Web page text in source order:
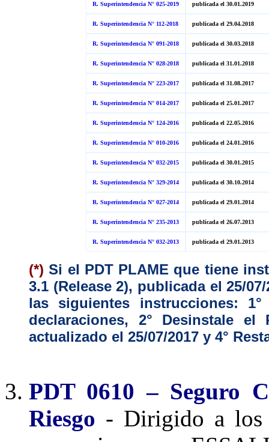
R. Superintendencia N° 025-2019 publicada el 30.01.2019
R. Superintendencia N° 112-2018 publicada el 29.04.2018
R. Superintendencia N° 091-2018 publicada el 30.03.2018
R. Superintendencia N° 028-2018 publicada el 31.01.2018
R. Superintendencia N° 223-2017 publicada el 31.08.2017
R. Superintendencia N° 014-2017 publicada el 25.01.2017
R. Superintendencia N° 124-2016 publicada el 22.05.2016
R. Superintendencia N° 010-2016 publicada el 24.01.2016
R. Superintendencia N° 032-2015 publicada el 30.01.2015
R. Superintendencia N° 329-2014 publicada el 30.10.2014
R. Superintendencia N° 027-2014 publicada el 29.01.2014
R. Superintendencia N° 235-2013 publicada el 26.07.2013
R. Superintendencia N° 032-2013 publicada el 29.01.2013
(*) Si el PDT PLAME que tiene
3.1 (Release 2), publicada el 25/
las siguientes instrucciones:
declaraciones, 2° Desinstale
actualizado el 25/07/2017 y 4°
PDT 0610 – Seguro
Riesgo - Dirigido a los